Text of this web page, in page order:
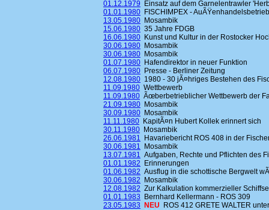
01.12.1979 Einsatz auf dem Garnelentrawler
01.01.1980 FISCHIMPEX -
13.05.1980 Mosambik
15.06.1980 35 Jahre FDGB
16.06.1980 Kunst und Kultur in der Rostocker
30.06.1980 Mosambik
30.06.1980 Mosambik
01.07.1980 Hafendirektor in neuer Funktion
06.07.1980 Presse - Berliner Zeitung
12.08.1980 1980 - 30 jÃ¤hriges Bestehen des
11.09.1980 Wettbewerb
11.09.1980 Ãœberbetrieblicher Wettbewerb der
21.09.1980 Mosambik
30.09.1980 Mosambik
11.11.1980 KapitÃ¤n Hubert Kollek erinnert sich
30.11.1980 Mosambik
26.06.1981 Havariebericht ROS 408 in der
30.06.1981 Mosambik
13.07.1981 Aufgaben, Rechte und Pflichten des
01.01.1982 Erinnerungen
01.06.1982 Ausflug in die schottische Bergwelt
30.06.1982 Mosambik
12.08.1982 Zur Kalkulation kommerzieller
01.01.1983 Bernhard Kellermann - ROS 309
23.05.1983
NEU ROS 412 GRETE WALTER